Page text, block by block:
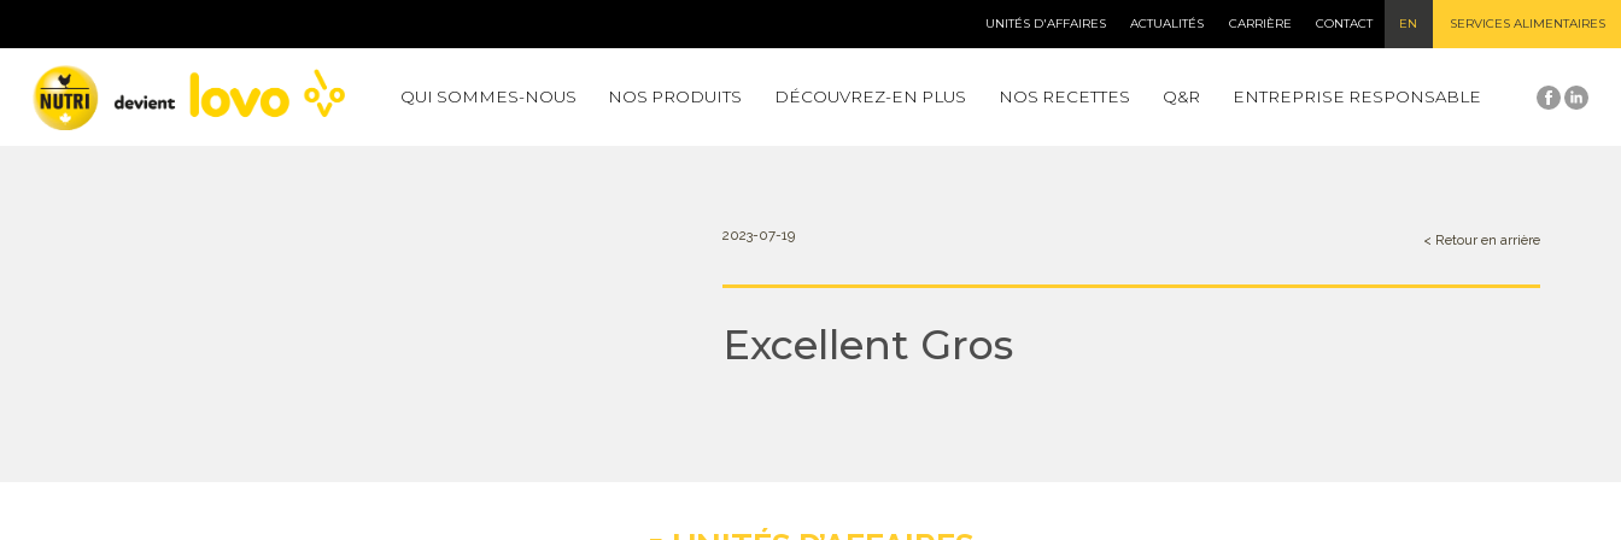
UNITÉS D'AFFAIRES ACTUALITÉS CARRIÈRE CONTACT EN SERVICES ALIMENTAIRES
QUI SOMMES-NOUS NOS PRODUITS DÉCOUVREZ-EN PLUS NOS RECETTES Q&R ENTREPRISE RESPONSABLE
2023-07-19 < Retour en arrière
Excellent Gros